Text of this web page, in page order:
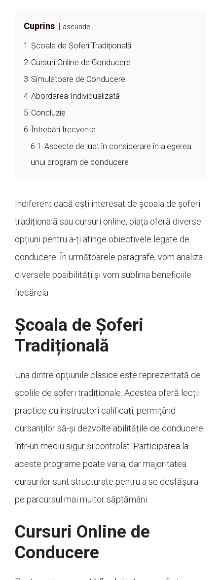
Cuprins ascunde
1 Școala de Șoferi Tradițională
2 Cursuri Online de Conducere
3 Simulatoare de Conducere
4 Abordarea Individualizată
5 Concluzie
6
Întrebări frecvente
6.1 Aspecte de luat în considerare în alegerea
unui program de conducere
Indiferent dacă ești interesat de școala de șoferi
tradițională sau cursuri online, piața oferă diverse
opțiuni pentru a-ți atinge obiectivele legate de
conducere. În următoarele paragrafe, vom analiza
diversele posibilități și vom sublinia beneficiile
fiecăreia.
Școala de Șoferi
Tradițională
Una dintre opțiunile clasice este reprezentată de
școlile de șoferi tradiționale. Acestea oferă lecții
practice cu instructori calificați, permițând
cursanților să-și dezvolte abilitățile de conducere
într-un mediu sigur și controlat. Participarea la
aceste programe poate varia, dar majoritatea
cursurilor sunt structurate pentru a se desfășura
pe parcursul mai multor săptămâni.
Cursuri Online de
Conducere